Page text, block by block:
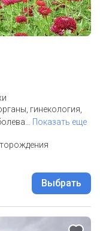
гинекология,
Показать еще
Выбрать